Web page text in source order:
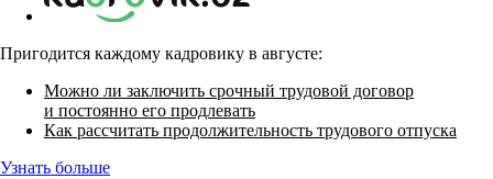
Пригодится каждому кадровику в августе:
Можно ли заключить срочный трудовой договор
и постоянно его продлевать
Как рассчитать продолжительность трудового отпуска
Узнать больше